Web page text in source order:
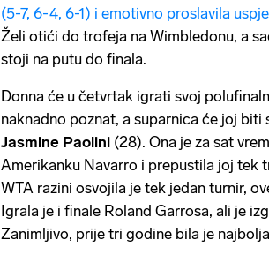
(5-7, 6-4, 6-1) i emotivno proslavila
Želi otići do trofeja na Wimbledonu, a
stoji na putu do finala.
Donna će u četvrtak igrati svoj
naknadno poznat, a suparnica će joj biti
Jasmine Paolini (28). Ona je za sat
Amerikanku Navarro i prepustila joj tek
WTA razini osvojila je tek jedan turnir,
Igrala je i finale Roland Garrosa, ali je
Zanimljivo, prije tri godine bila je